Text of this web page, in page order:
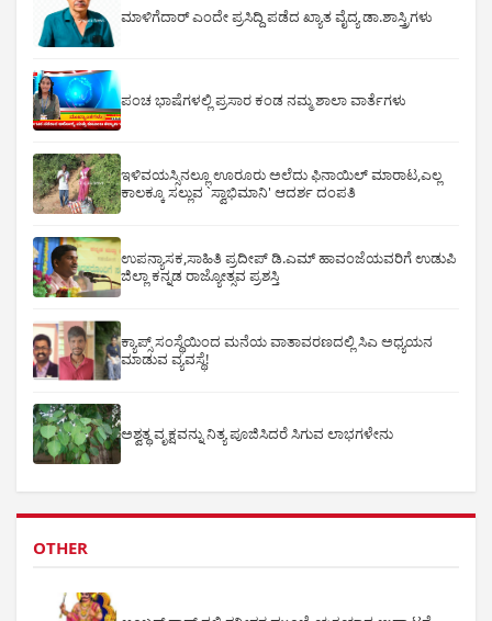
ಮಾಳಿಗೆದಾರ್ ಎಂದೇ ಪ್ರಸಿದ್ದಿ ಪಡೆದ ಖ್ಯಾತ ವೈದ್ಯ ಡಾ.ಶಾಸ್ತ್ರಿಗಳು
ಪಂಚ ಭಾಷೆಗಳಲ್ಲಿ ಪ್ರಸಾರ ಕಂಡ ನಮ್ಮ ಶಾಲಾ ವಾರ್ತೆಗಳು
ಇಳಿವಯಸ್ಸಿನಲ್ಲೂ ಊರೂರು ಅಲೆದು ಫಿನಾಯಿಲ್ ಮಾರಾಟ,ಎಲ್ಲ
ಕಾಲಕ್ಕೂ ಸಲ್ಲುವ `ಸ್ವಾಭಿಮಾನಿ' ಆದರ್ಶ ದಂಪತಿ
ಉಪನ್ಯಾಸಕ,ಸಾಹಿತಿ ಪ್ರದೀಪ್ ಡಿ.ಎಮ್ ಹಾವಂಜೆಯವರಿಗೆ ಉಡುಪಿ
ಜಿಲ್ಲಾ ಕನ್ನಡ ರಾಜ್ಯೋತ್ಸವ ಪ್ರಶಸ್ತಿ
ಕ್ಯಾಪ್ಸ್ ಸಂಸ್ಥೆಯಿಂದ ಮನೆಯ ವಾತಾವರಣದಲ್ಲಿ ಸಿಎ ಅಧ್ಯಯನ
ಮಾಡುವ ವ್ಯವಸ್ಥೆ!
ಅಶ್ವತ್ಥ ವೃಕ್ಷವನ್ನು ನಿತ್ಯ ಪೂಜಿಸಿದರೆ ಸಿಗುವ ಲಾಭಗಳೇನು
OTHER